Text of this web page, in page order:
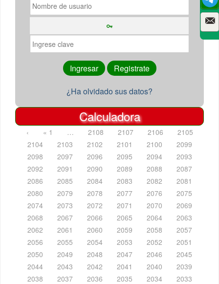
¿Ha olvidado sus datos?
Calculadora
‹ « 1 … 2108 2107 2106
2105
2104
2103 2102 2101 2100
2099
2098
2097 2096 2095 2094
2093
2092
2091 2090 2089 2088
2087
2086
2085 2084 2083 2082
2081
2080
2079 2078 2077 2076
2075
2074
2073 2072 2071 2070
2069
2068
2067 2066 2065 2064
2063
2062
2061 2060 2059 2058
2057
2056
2055 2054 2053 2052
2051
2050
2049 2048 2047 2046
2045
2044
2043 2042 2041 2040
2039
2038
2037 2036 2035 2034
2033